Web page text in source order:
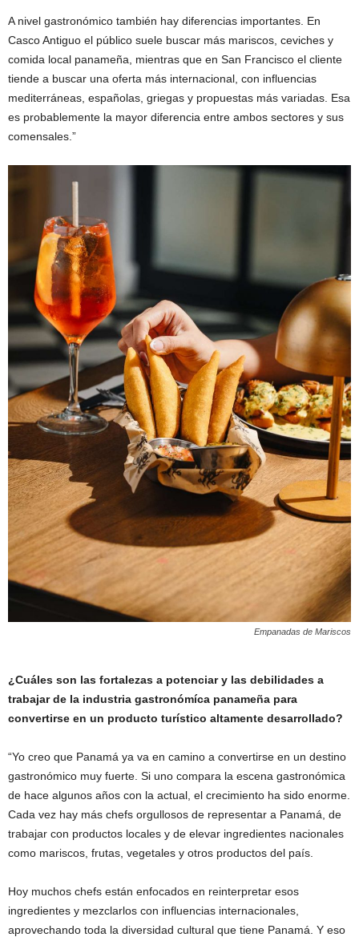
A nivel gastronómico también hay diferencias importantes. En
Casco Antiguo el público suele buscar más mariscos, ceviches y
comida local panameña, mientras que en San Francisco el cliente
tiende a buscar una oferta más internacional, con influencias
mediterráneas, españolas, griegas y propuestas más variadas. Esa
es probablemente la mayor diferencia entre ambos sectores y sus
comensales.”
Empanadas de Mariscos
¿Cuáles son las fortalezas a potenciar y las debilidades a
trabajar de la industria gastronómíca panameña para
convertirse en un producto turístico altamente desarrollado?
“Yo creo que Panamá ya va en camino a convertirse en un destino
gastronómico muy fuerte. Si uno compara la escena gastronómica
de hace algunos años con la actual, el crecimiento ha sido enorme.
Cada vez hay más chefs orgullosos de representar a Panamá, de
trabajar con productos locales y de elevar ingredientes nacionales
como mariscos, frutas, vegetales y otros productos del país.
Hoy muchos chefs están enfocados en reinterpretar esos
ingredientes y mezclarlos con influencias internacionales,
aprovechando toda la diversidad cultural que tiene Panamá. Y eso